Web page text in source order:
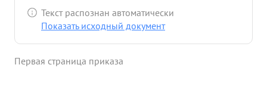
штабом полка. ...»
Текст распознан автоматически
Показать исходный документ
Первая страница приказа